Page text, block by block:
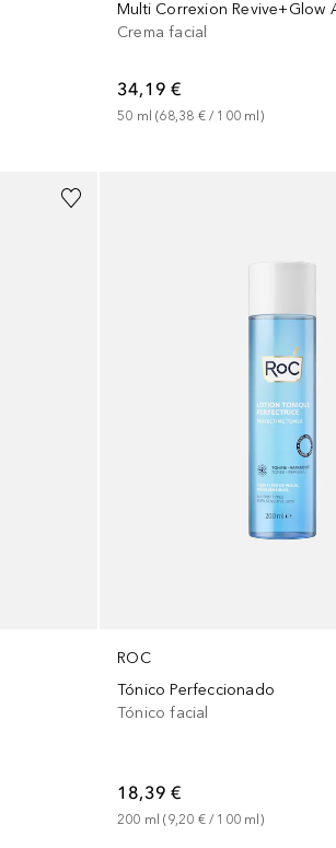
Crema facial
34,19 €
50 ml (68,38 € / 100 ml )
ROC
Tónico Perfeccionado
Tónico facial
18,39 €
200 ml (9,20 € / 100 ml )